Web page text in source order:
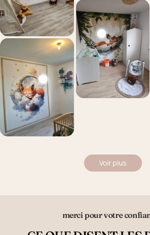
Voir plus
merci pour votre